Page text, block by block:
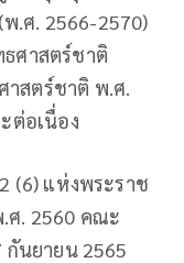
.ศ. 2566-2570)
ศาสตร์ชาติ
สตร์ชาติ พ.ศ.
ต่อเนื่อง
(6) แห่งพระราช
ศ. 2560 คณะ
นยายน 2565